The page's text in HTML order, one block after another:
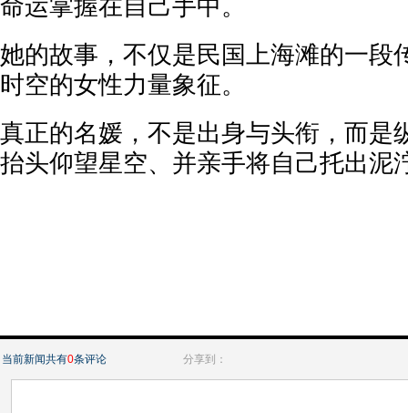
命运掌握在自己手中。
她的故事，不仅是民国上海滩的一段
时空的女性力量象征。
真正的名媛，不是出身与头衔，而是
抬头仰望星空、并亲手将自己托出泥
当前新闻共有0条评论 分享到：